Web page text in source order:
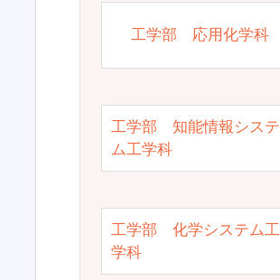
工学部 応用化学科
工学部 知能情報システ
ム工学科
工学部 化学システム工
学科